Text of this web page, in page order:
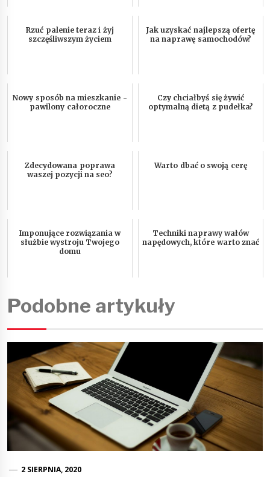
Rzuć palenie teraz i żyj
szczęśliwszym życiem
Jak uzyskać najlepszą ofertę
na naprawę samochodów?
Nowy sposób na mieszkanie -
pawilony całoroczne
Czy chciałbyś się żywić
optymalną dietą z pudełka?
Zdecydowana poprawa
waszej pozycji na seo?
Warto dbać o swoją cerę
Imponujące rozwiązania w
służbie wystroju Twojego
domu
Techniki naprawy wałów
napędowych, które warto znać
Podobne artykuły
2 SIERPNIA, 2020